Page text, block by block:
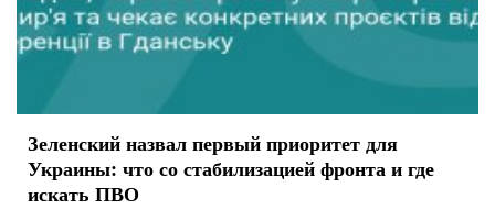
Зеленский назвал первый приоритет для
Украины: что со стабилизацией фронта и где
искать ПВО